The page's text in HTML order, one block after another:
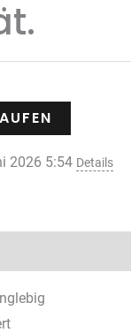
2026 5:54 Details